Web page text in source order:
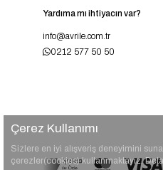
Yardıma mı ihtiyacın var?
info@avrile.com.tr
0212 577 50 50
Çerez Kullanımı
Sizlere en iyi alışveriş deneyimini
çerezler(cookies) kullanmaktayız.